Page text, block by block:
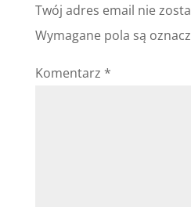
Twój adres email nie
Wymagane pola są
Komentarz *